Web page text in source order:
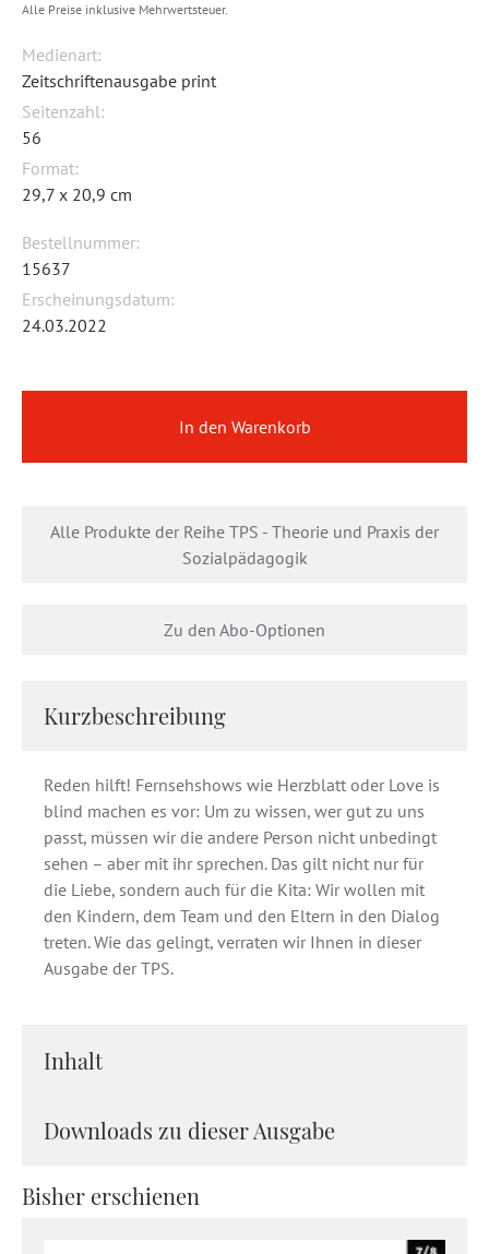
Alle Preise inklusive Mehrwertsteuer.
Medienart:
Zeitschriftenausgabe print
Seitenzahl:
56
Format:
29,7 x 20,9 cm
Bestellnummer:
15637
Erscheinungsdatum:
24.03.2022
Zu den Abo-Optionen
Alle Produkte der Reihe TPS - Theorie und Praxis der
Sozialpädagogik
In den Warenkorb
Kurzbeschreibung
Reden hilft! Fernsehshows wie Herzblatt oder Love is
blind machen es vor: Um zu wissen, wer gut zu uns
passt, müssen wir die andere Person nicht unbedingt
sehen – aber mit ihr sprechen. Das gilt nicht nur für
die Liebe, sondern auch für die Kita: Wir wollen mit
den Kindern, dem Team und den Eltern in den Dialog
treten. Wie das gelingt, verraten wir Ihnen in dieser
Ausgabe der TPS.
Inhalt
Downloads zu dieser Ausgabe
Bisher erschienen